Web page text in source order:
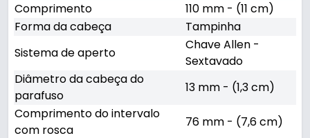
Comprimento
110 mm - (11 cm)
Forma da cabeça
Tampinha
Sistema de aperto
Chave Allen -
Sextavado
Diâmetro da cabeça do
parafuso
13 mm - (1,3 cm)
Comprimento do intervalo
com rosca
76 mm - (7,6 cm)